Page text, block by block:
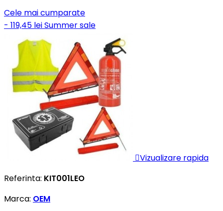
Cele mai cumparate
- 119,45 leiSummer sale
Vizualizare rapida
Referinta: KIT001LEO
Marca: OEM